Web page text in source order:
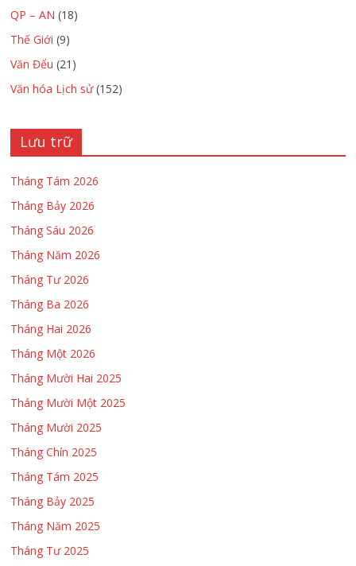
QP – AN (18)
Thế Giới (9)
Văn Đểu (21)
Văn hóa Lịch sử(152)
Lưu trữ
Tháng Tám 2026
Tháng Bảy 2026
Tháng Sáu 2026
Tháng Năm 2026
Tháng Tư 2026
Tháng Ba 2026
Tháng Hai 2026
Tháng Một 2026
Tháng Mười Hai 2025
Tháng Mười Một 2025
Tháng Mười 2025
Tháng Chín 2025
Tháng Tám 2025
Tháng Bảy 2025
Tháng Năm 2025
Tháng Tư 2025